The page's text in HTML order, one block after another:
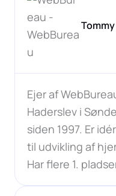
Ejer af
Haderslev i
siden 1997. Er
til udvikling af
Har flere 1.